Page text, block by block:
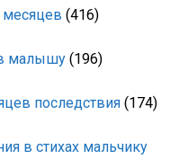
месяцев (416)
малышу (196)
последствия (174)
в стихах мальчику